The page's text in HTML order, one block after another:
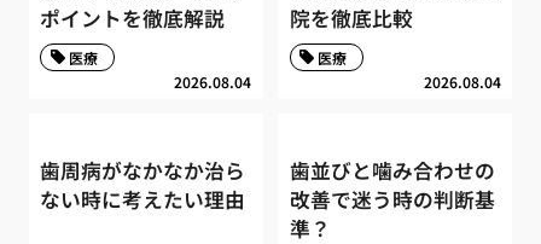
ポイントを徹底解説
2026.08.04
医療
院を徹底比較
2026.08.04
医療
歯周病がなかなか治ら
ない時に考えたい理由
歯並びと噛み合わせの
改善で迷う時の判断基
準？